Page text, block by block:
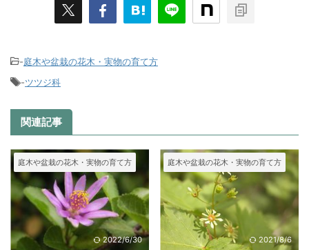
-庭木や盆栽の花木・実物の育て方
-ツツジ科
関連記事
庭木や盆栽の花木・実物の育て方
2022/6/30
庭木や盆栽の花木・実物の育て方
2021/8/6